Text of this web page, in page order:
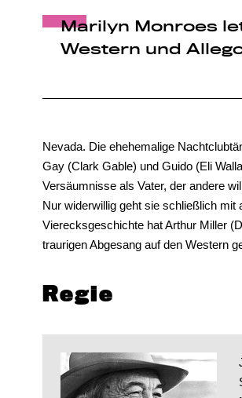
Marilyn Monroes
Western und
Nevada. Die ehehemalige
Gay (Clark Gable) und Guido (Eli
Versäumnisse als Vater, der andere
Nur widerwillig geht sie schließlich mit
Vierecksgeschichte hat Arthur Miller
traurigen Abgesang auf den Western
Regie